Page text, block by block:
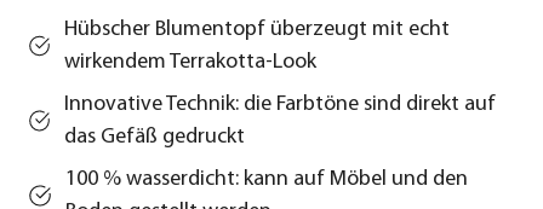
Hübscher Blumentopf überzeugt mit echt
wirkendem Terrakotta-Look
Innovative Technik: die Farbtöne sind direkt auf
das Gefäß gedruckt
100 % wasserdicht: kann auf Möbel und den